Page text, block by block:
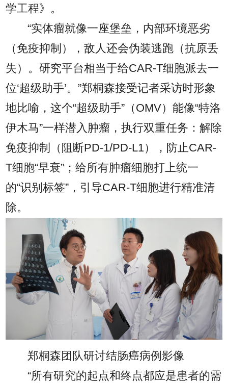
学工程》。
“实体瘤就像一座堡垒，内部环境恶劣
（免疫抑制），敌人还会伪装逃跑（抗原丢
失）。研究平台相当于给CAR-T细胞派去一
位‘超级助手’。”郑桐森接受记者采访时形象
地比喻，这个“超级助手”（OMV）能像“特洛
伊木马”一样潜入肿瘤，执行双重任务：解除
免疫抑制（阻断PD-1/PD-L1），防止CAR-
T细胞“早衰”；给所有肿瘤细胞打上统一
的“识别标签”，引导CAR-T细胞进行精准清
除。
郑桐森团队研讨结肠癌病例影像
“所有研究的起点和终点都应是患者的需